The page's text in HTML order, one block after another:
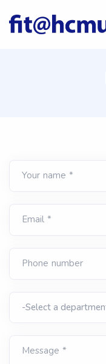
Your name *
Email *
Phone number
Message *